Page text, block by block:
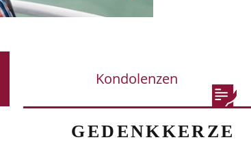
Kondolenzen
GEDENKKERZE